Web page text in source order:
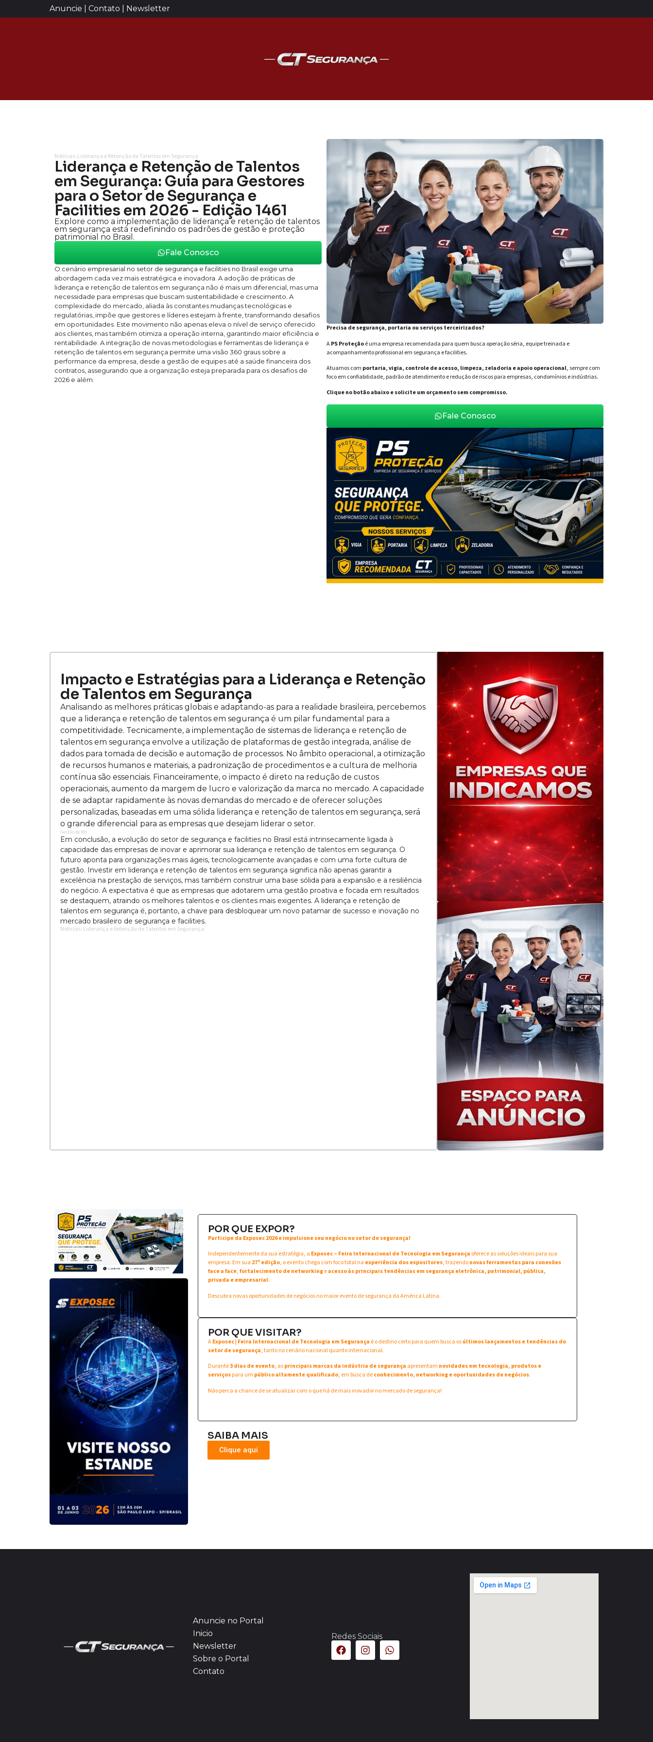
Anuncie | Contato | Newsletter
Notícias: Liderança e Retenção de Talentos em Segurança
Liderança e Retenção de Talentos
em Segurança: Guia para Gestores
para o Setor de Segurança e
Facilities em 2026 - Edição 1461
Explore como a implementação de liderança e retenção de talentos
em segurança está redefinindo os padrões de gestão e proteção
patrimonial no Brasil.
Fale Conosco
O cenário empresarial no setor de segurança e facilities no Brasil exige uma
abordagem cada vez mais estratégica e inovadora. A adoção de práticas de
liderança e retenção de talentos em segurança não é mais um diferencial, mas uma
necessidade para empresas que buscam sustentabilidade e crescimento. A
complexidade do mercado, aliada às constantes mudanças tecnológicas e
regulatórias, impõe que gestores e líderes estejam à frente, transformando desafios
em oportunidades. Este movimento não apenas eleva o nível de serviço oferecido
aos clientes, mas também otimiza a operação interna, garantindo maior eficiência e
rentabilidade. A integração de novas metodologias e ferramentas de liderança e
retenção de talentos em segurança permite uma visão 360 graus sobre a
performance da empresa, desde a gestão de equipes até a saúde financeira dos
contratos, assegurando que a organização esteja preparada para os desafios de
2026 e além.
Precisa de segurança, portaria ou serviços terceirizados?
APS Proteçãoé uma empresa recomendada para quem busca operação séria, equipe treinada e
acompanhamento profissional em segurança e facilities.
Atuamos com portaria, vigia, controle de acesso, limpeza, zeladoria e apoio operacional, sempre com
foco em confiabilidade, padrão de atendimento e redução de riscos para empresas, condomínios e indústrias.
Clique no botão abaixo e solicite um orçamento sem compromisso.
Fale Conosco
Impacto e Estratégias para a Liderança e Retenção
de Talentos em Segurança
Analisando as melhores práticas globais e adaptando-as para a realidade brasileira, percebemos
que a liderança e retenção de talentos em segurança é um pilar fundamental para a
competitividade. Tecnicamente, a implementação de sistemas de liderança e retenção de
talentos em segurança envolve a utilização de plataformas de gestão integrada, análise de
dados para tomada de decisão e automação de processos. No âmbito operacional, a otimização
de recursos humanos e materiais, a padronização de procedimentos e a cultura de melhoria
contínua são essenciais. Financeiramente, o impacto é direto na redução de custos
operacionais, aumento da margem de lucro e valorização da marca no mercado. A capacidade
de se adaptar rapidamente às novas demandas do mercado e de oferecer soluções
personalizadas, baseadas em uma sólida liderança e retenção de talentos em segurança, será
o grande diferencial para as empresas que desejam liderar o setor.
Gestão de RH
Em conclusão, a evolução do setor de segurança e facilities no Brasil está intrinsecamente ligada à
capacidade das empresas de inovar e aprimorar sua liderança e retenção de talentos em segurança. O
futuro aponta para organizações mais ágeis, tecnologicamente avançadas e com uma forte cultura de
gestão. Investir em liderança e retenção de talentos em segurança significa não apenas garantir a
excelência na prestação de serviços, mas também construir uma base sólida para a expansão e a resiliência
do negócio. A expectativa é que as empresas que adotarem uma gestão proativa e focada em resultados
se destaquem, atraindo os melhores talentos e os clientes mais exigentes. A liderança e retenção de
talentos em segurança é, portanto, a chave para desbloquear um novo patamar de sucesso e inovação no
mercado brasileiro de segurança e facilities.
Notícias: Liderança e Retenção de Talentos em Segurança
POR QUE EXPOR?
Participe da Exposec 2026 e impulsione seu negócio no setor de segurança!
Independentemente da sua estratégia, a Exposec – Feira Internacional de Tecnologia em Segurança oferece as soluções ideais para sua
empresa. Em sua 27ª edição, o evento chega com foco total na experiência dos expositores, trazendonovas ferramentas para conexões
face a face,fortalecimento de networkingeacesso às principais tendências em segurança eletrônica, patrimonial, pública,
privada e empresarial.
Descubra novas oportunidades de negócios no maior evento de segurança da América Latina.
POR QUE VISITAR?
AExposec | Feira Internacional de Tecnologia em Segurança é o destino certo para quem busca osúltimos lançamentos e tendências do
setor de segurança, tanto no cenário nacional quanto internacional.
Durante3 dias de evento, asprincipais marcas da indústria de segurança apresentam novidades em tecnologia, produtos e
serviçospara um público altamente qualificado, em busca deconhecimento, networking e oportunidades de negócios.
Não perca a chance de se atualizar com o que há de mais inovador no mercado de segurança!
SAIBA MAIS
Clique aqui
Anuncie no Portal
Inicio
Newsletter
Sobre o Portal
Contato
Redes Sociais